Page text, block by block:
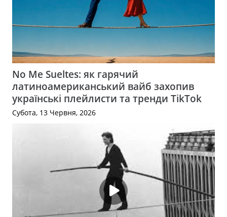
No Me Sueltes: як гарячий
латиноамериканський вайб захопив
українські плейлисти та тренди TikTok
Субота, 13 Червня, 2026